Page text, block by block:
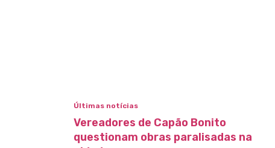
Últimas notícias
Vereadores de Capão Bonito
questionam obras paralisadas na